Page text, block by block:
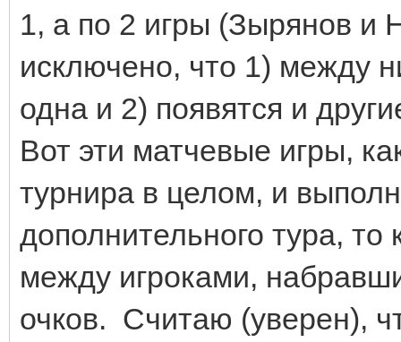
1, а по 2 игры (Зырянов и
исключено, что 1) между
одна и 2) появятся и
Вот эти матчевые игры,
турнира в целом, и
дополнительного тура,
между игроками,
очков. Считаю (уверен),